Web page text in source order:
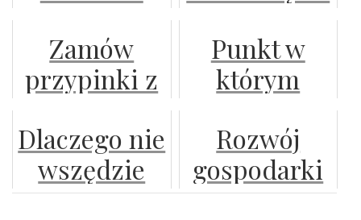
krajobrazie
odzieży
ochronnej
funkcjonują
w Polsce?
Zamów
przypinki z
logo, nazwą
firmy czy
nadrukiem
Punkt w
którym
warto
zamówić dla
siebie
Dlaczego nie
wszędzie
można
Rozwój
gospodarki
cyfrowej –